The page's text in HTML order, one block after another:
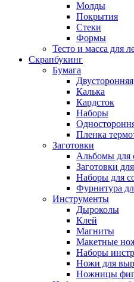
Молды
Покрытия
Стеки
Формы
Тесто и масса для
Скрапбукинг
Бумага
Двусторонняя
Калька
Кардсток
Наборы
Пленка
Заготовки
Альбомы для
Заготовки
Наборы для
Фурнитура
Инструменты
Дыроколы
Клей
Магниты
Макетные
Наборы
Ножи для
Ножницы